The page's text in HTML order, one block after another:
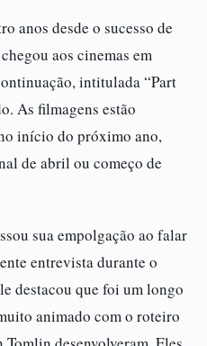
anos desde o sucesso de
aos cinemas em
intitulada “Part
As filmagens estão
início do próximo ano,
de abril ou começo de
sua empolgação ao falar
entrevista durante o
destacou que foi um longo
animado com o roteiro